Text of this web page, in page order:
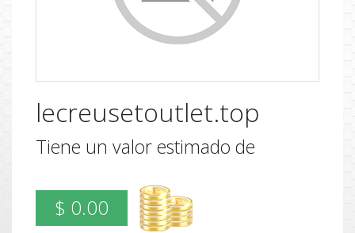
lecreusetoutlet.top
Tiene un valor estimado de
$ 0.00